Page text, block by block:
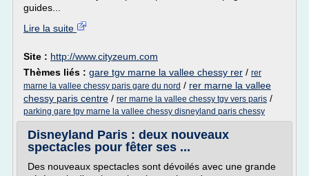
guides...
Lire la suite
Site : http://www.cityzeum.com
Thèmes liés : gare tgv marne la vallee chessy rer / rer
marne la vallee chessy paris gare du nord / rer marne la vallee
chessy paris centre / rer marne la vallee chessy tgv vers paris /
parking gare tgv marne la vallee chessy disneyland paris chessy
Disneyland Paris : deux nouveaux
spectacles pour fêter ses ...
Des nouveaux spectacles sont dévoilés avec une grande